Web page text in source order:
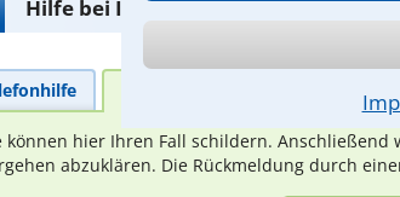
Hilfe bei Ihrer Anwaltsuche?
können hier Ihren Fall schildern.
abzuklären. Die Rückmeldung durch